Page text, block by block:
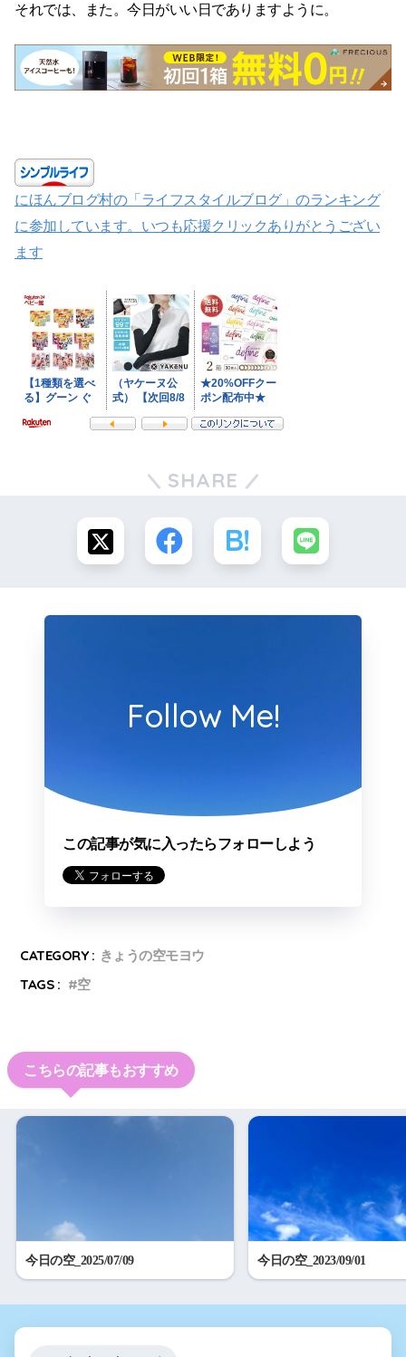
それでは、また。今日がいい日でありますように。
にほんブログ村の「ライフスタイルブログ」のランキング
に参加しています。いつも応援クリックありがとうござい
ます
SHARE
Follow Me!
この記事が気に入ったらフォローしよう
CATEGORY : きょうの空モヨウ
TAGS :
空
こちらの記事もおすすめ
今日の空_2025/07/09 今日の空_2023/09/01